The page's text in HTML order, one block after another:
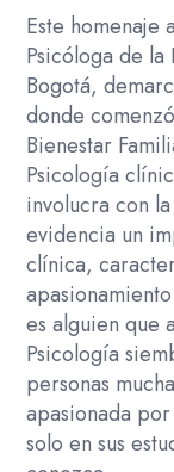
Este homenaje
Psicóloga de la
Bogotá,
donde
Bienestar
Psicología
involucra con
evidencia un
clínica,
es alguien que
Psicología
personas
apasionada
solo en sus